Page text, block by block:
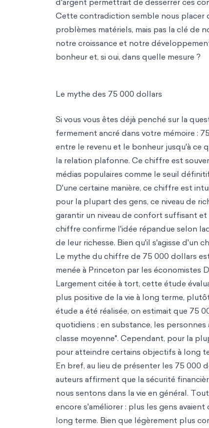
Cette contradiction semble nous placer
problèmes matériels, mais pas la clé de
notre croissance et notre
bonheur et, si oui, dans quelle mesure ?
Le mythe des 75 000 dollars
Si vous vous êtes déjà penché sur la
fermement ancré dans votre mémoire :
entre le revenu et le bonheur jusqu'à ce
la relation plafonne. Ce chiffre est
médias populaires comme le seuil
D'une certaine manière, ce chiffre est
pour la plupart des gens, ce niveau de
garantir un niveau de confort suffisant
chiffre confirme l'idée répandue selon
de leur richesse. Bien qu'il s'agisse d'un
Le mythe du chiffre de 75 000 dollars
menée à Princeton par les économistes D
Largement citée à tort, cette étude
plus positive de la vie à long terme,
étude a été réalisée, on estimait que 75
quotidiens ; en substance, les
classe moyenne". Cependant, pour la
pour atteindre certains objectifs à long
En bref, au lieu de présenter les 75 000
auteurs affirment que la sécurité
nous sentons dans la vie en général.
encore s'améliorer : plus les gens
long terme. Bien que légèrement plus